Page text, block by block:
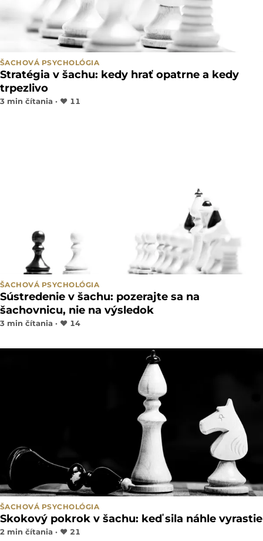
ŠACHOVÁ PSYCHOLÓGIA
Stratégia v šachu: kedy hrať opatrne a kedy
trpezlivo
3 min čítania · ♥ 11
ŠACHOVÁ PSYCHOLÓGIA
Sústredenie v šachu: pozerajte sa na
šachovnicu, nie na výsledok
3 min čítania · ♥ 14
ŠACHOVÁ PSYCHOLÓGIA
Skokový pokrok v šachu: keď sila náhle vyrastie
2 min čítania · ♥ 21